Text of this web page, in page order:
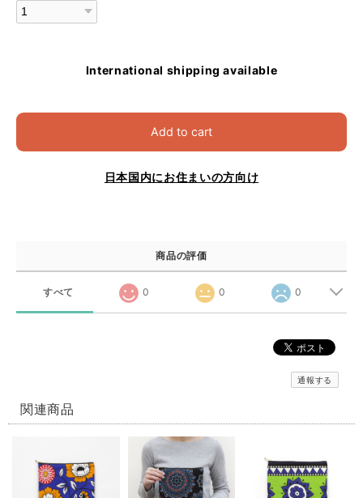
International shipping available
Add to cart
日本国内にお住まいの方向け
商品の評価
すべて 0 0 0
通報する
関連商品